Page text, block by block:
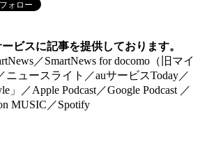
ビスに記事を提供しております。
／SmartNews for docomo（旧マイ
ニュースライト／auサービスToday／
」／Apple Podcast／Google Podcast ／
MUSIC／Spotify